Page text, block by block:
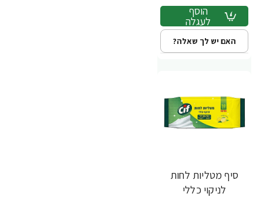
הוסף
לעגלה
האם יש לך שאלה?
סיף מטליות לחות
לניקוי כללי